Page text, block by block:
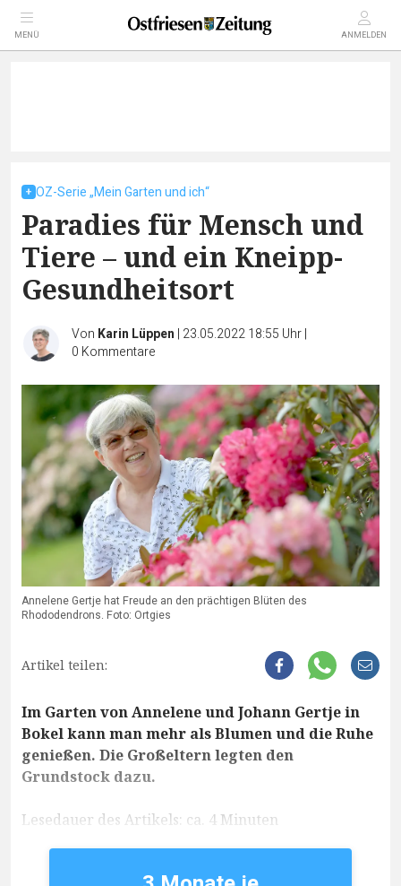
MENÜ ANMELDEN
OZ-Serie „Mein Garten und ich“
Paradies für Mensch und
Tiere – und ein Kneipp-
Gesundheitsort
Von Karin Lüppen | 23.05.2022 18:55 Uhr|
0 Kommentare
Annelene Gertje hat Freude an den prächtigen Blüten des
Rhododendrons. Foto: Ortgies
Artikel teilen:
Im Garten von Annelene und Johann Gertje in
Bokel kann man mehr als Blumen und die Ruhe
genießen. Die Großeltern legten den
Grundstock dazu.
Lesedauer des Artikels: ca. 4 Minuten